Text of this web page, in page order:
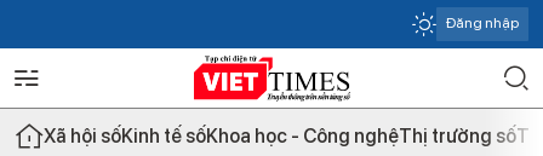
Đăng nhập
Xã hội sốKinh tế sốKhoa học - Công nghệThị trường số